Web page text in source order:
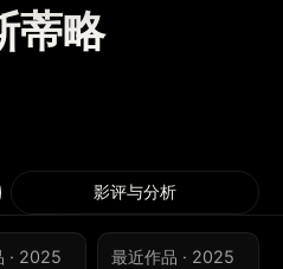
蒂略
影评与分析
· 2025 最近作品 · 2025